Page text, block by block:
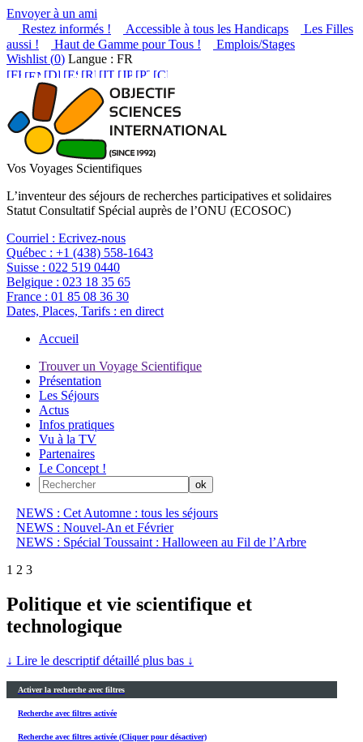
Envoyer à un ami
Restez informés !
Accessible à tous les Handicaps
Les Filles
aussi !
Haut de Gamme pour Tous !
Emplois/Stages
Wishlist (0) Langue : FR
Vos Voyages Scientifiques
L’inventeur des séjours de recherches participatives et solidaires
Statut Consultatif Spécial auprès de l’ONU (ECOSOC)
Courriel : Ecrivez-nous
Québec : +1 (438) 558-1643
Suisse : 022 519 0440
Belgique : 023 18 35 65
France : 01 85 08 36 30
Dates, Places, Tarifs : en direct
Accueil
Trouver un Voyage Scientifique
Présentation
Les Séjours
Actus
Infos pratiques
Vu à la TV
Partenaires
Le Concept !
NEWS : Cet Automne : tous les séjours
NEWS : Nouvel-An et Février
NEWS : Spécial Toussaint : Halloween au Fil de l’Arbre
1 2 3
Politique et vie scientifique et
technologique
↓ Lire le descriptif détaillé plus bas ↓
Activer la recherche avec filtres
Recherche avec filtres activée
Recherche avec filtres activée (Cliquer pour désactiver)